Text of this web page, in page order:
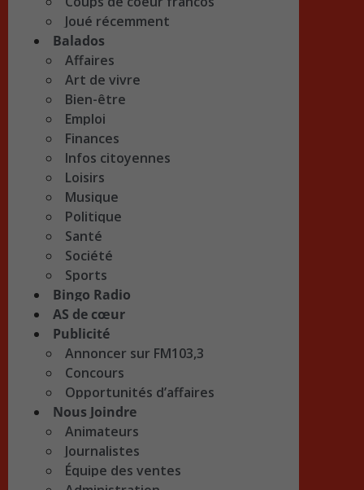
Joué récemment
Balados
Affaires
Art de vivre
Bien-être
Emploi
Finances
Infos citoyennes
Loisirs
Musique
Politique
Santé
Société
Sports
Bingo Radio
AS de cœur
Publicité
Annoncer sur FM103,3
Concours
Opportunités d’affaires
Nous Joindre
Animateurs
Journalistes
Équipe des ventes